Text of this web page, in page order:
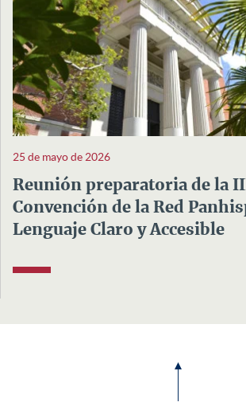
25 de mayo de 2026
Reunión preparatoria de la
Convención de la Red
Lenguaje Claro y Accesible